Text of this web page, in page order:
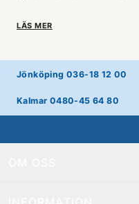
LÄS MER
Jönköping 036-18 12 00
Kalmar 0480-45 64 80